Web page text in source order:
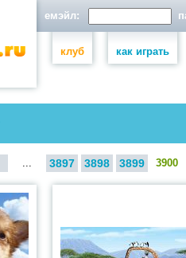
емэйл:
клуб как играть
... 3897 3898 3899 3900